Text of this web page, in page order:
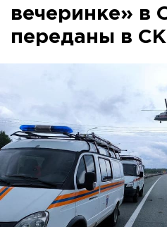
вечеринке» в
переданы в СК